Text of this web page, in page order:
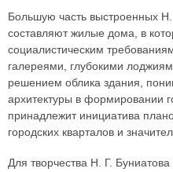
Большую часть выстроенных
составляют жилые дома, в
социалистическим
галереями, глубокими
решением облика здания,
архитектуры в формировании
принадлежит инициатива
городских кварталов и
Для творчества Н. Г.